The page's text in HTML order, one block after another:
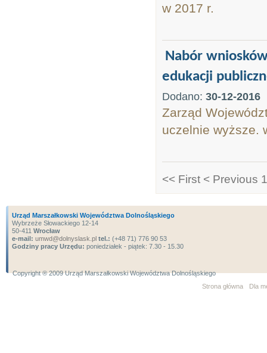
w 2017 r.
Nabór
edukacji
Dodano: 30-12-2016
Zarząd
uczelnie wyższe.
<< First < Previous
Urząd Marszałkowski Województwa Dolnośląskiego
Wybrzeże Słowackiego 12-14
50-411 Wrocław
e-mail: umwd@dolnyslask.pl tel.: (+48 71) 776 90 53
Godziny pracy Urzędu: poniedziałek - piątek: 7.30 - 15.30
Copyright ® 2009 Urząd Marszałkowski Województwa Dolnośląskiego
Strona główna
Dla